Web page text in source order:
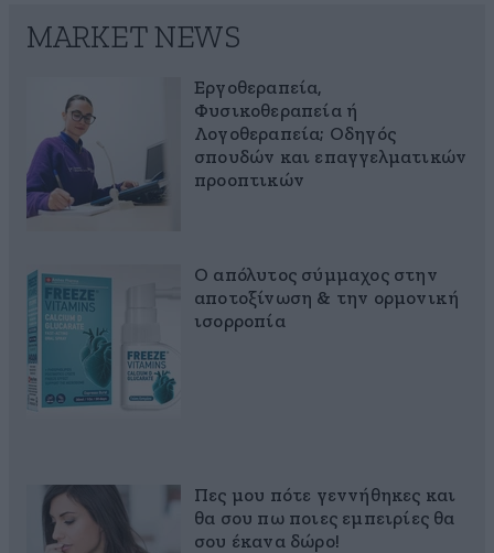
MARKET NEWS
Εργοθεραπεία,
Φυσικοθεραπεία ή
Λογοθεραπεία; Οδηγός
σπουδών και επαγγελματικών
προοπτικών
Ο απόλυτος σύμμαχος στην
αποτοξίνωση & την ορμονική
ισορροπία
Πες μου πότε γεννήθηκες και
θα σου πω ποιες εμπειρίες θα
σου έκανα δώρο!